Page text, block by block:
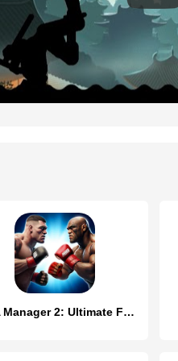
MMA Manager 2: Ultimate Fight